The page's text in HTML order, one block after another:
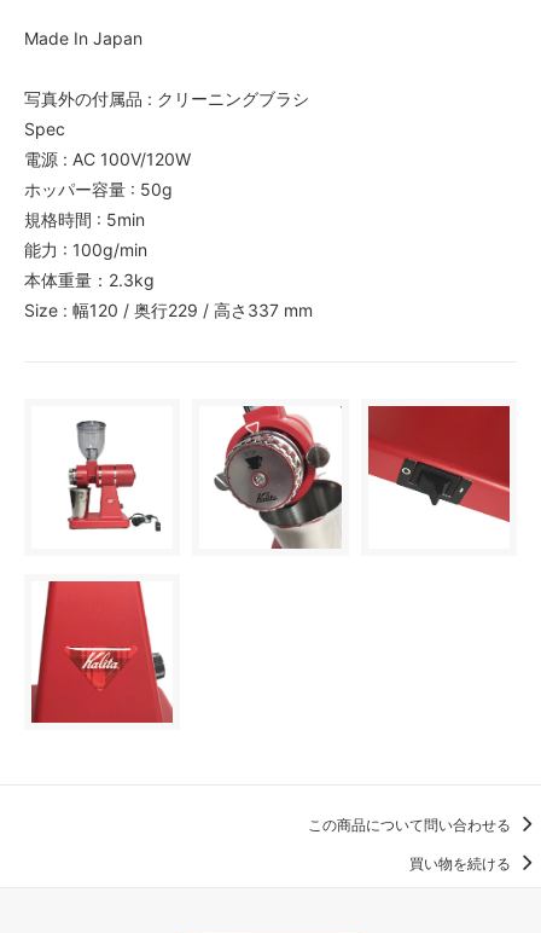
Made In Japan
写真外の付属品 : クリーニングブラシ
Spec
電源 : AC 100V/120W
ホッパー容量 : 50g
規格時間 : 5min
能力 : 100g/min
本体重量：2.3kg
Size : 幅120 / 奥行229 / 高さ337 mm
この商品について問い合わせる
買い物を続ける